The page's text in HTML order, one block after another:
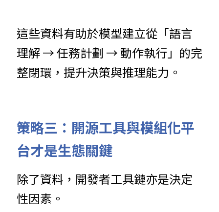
這些資料有助於模型建立從「語言
理解 → 任務計劃 → 動作執行」的完
整閉環，提升決策與推理能力。
策略三：開源工具與模組化平
台才是生態關鍵
除了資料，開發者工具鏈亦是決定
性因素。